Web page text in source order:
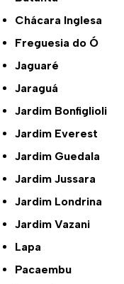
Chácara Inglesa
Freguesia do Ó
Jaguaré
Jaraguá
Jardim Bonfiglioli
Jardim Everest
Jardim Guedala
Jardim Jussara
Jardim Londrina
Jardim Vazani
Lapa
Pacaembu